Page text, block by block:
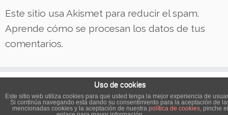
Este sitio usa Akismet para reducir el spam.
Aprende cómo se procesan los datos de tus
comentarios.
·© 2026 Las Tartas del Cachorro·Funciona con
·
Diseñado con elTema Customizr·
Uso de cookies
Este sitio web utiliza cookies para que usted tenga la mejor experiencia de
Si continúa navegando está dando su consentimiento para la aceptación de
mencionadas cookies y la aceptación de nuestra política de cookies, pinche el